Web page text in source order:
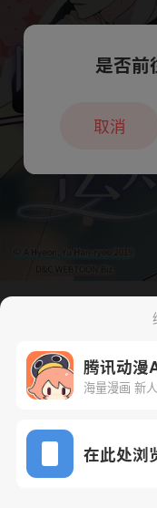
腾讯动漫
海量漫画 新
在此处浏
本章节仅
是否前
取消